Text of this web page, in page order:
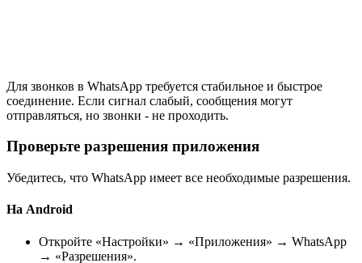
Для звонков в WhatsApp требуется стабильное и быстрое
соединение. Если сигнал слабый, сообщения могут
отправляться, но звонки - не проходить.
Проверьте разрешения приложения
Убедитесь, что WhatsApp имеет все необходимые разрешения.
На Android
Откройте «Настройки» → «Приложения» → WhatsApp
→ «Разрешения».